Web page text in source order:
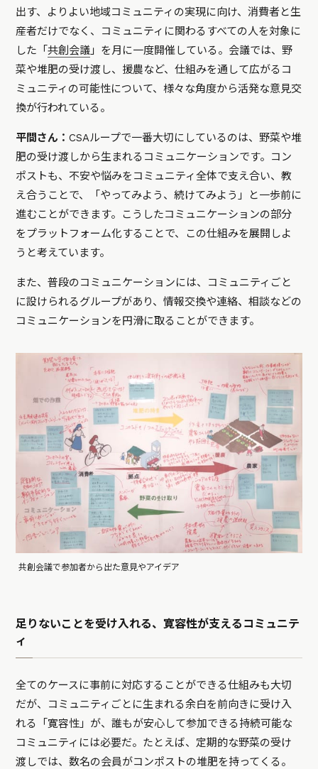
出す、よりよい地域コミュニティの実現に向け、消費者と生
産者だけでなく、コミュニティに関わるすべての人を対象に
した「共創会議 」を月に一度開催している。会議では、野
菜や堆肥の受け渡し、援農など、仕組みを通して広がるコ
ミュニティの可能性について、様々な角度から活発な意見交
換が行われている。
平間さん：CSAループで一番大切にしているのは、野菜や堆
肥の受け渡しから生まれるコミュニケーションです。コン
ポストも、不安や悩みをコミュニティ全体で支え合い、教
え合うことで、「やってみよう、続けてみよう」と一歩前に
進むことができます。こうしたコミュニケーションの部分
をプラットフォーム化することで、この仕組みを展開しよ
うと考えています。
また、普段のコミュニケーションには、コミュニティごと
に設けられるグループがあり、情報交換や連絡、相談などの
コミュニケーションを円滑に取ることができます。
共創会議で参加者から出た意見やアイデア
足りないことを受け入れる、寛容性が支えるコミュニテ
ィ
全てのケースに事前に対応することができる仕組みも大切
だが、コミュニティごとに生まれる余白を前向きに受け入
れる「寛容性」が、誰もが安心して参加できる持続可能な
コミュニティには必要だ。たとえば、定期的な野菜の受け
渡しでは、数名の会員がコンポストの堆肥を持ってくる。